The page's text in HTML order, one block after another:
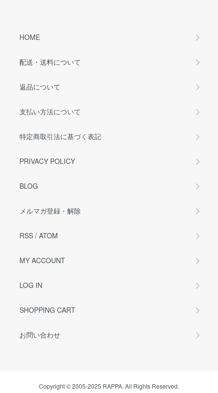
HOME
配送・送料について
返品について
支払い方法について
特定商取引法に基づく表記
PRIVACY POLICY
BLOG
メルマガ登録・解除
RSS / ATOM
MY ACCOUNT
LOG IN
SHOPPING CART
お問い合わせ
Copyright © 2005-2025 RAPPA. All Rights Reserved.